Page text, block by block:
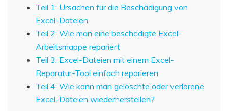
Teil 1: Ursachen für die Beschädigung von
Excel-Dateien
Teil 2: Wie man eine beschädigte Excel-
Arbeitsmappe repariert
Teil 3: Excel-Dateien mit einem Excel-
Reparatur-Tool einfach reparieren
Teil 4: Wie kann man gelöschte oder verlorene
Excel-Dateien wiederherstellen?